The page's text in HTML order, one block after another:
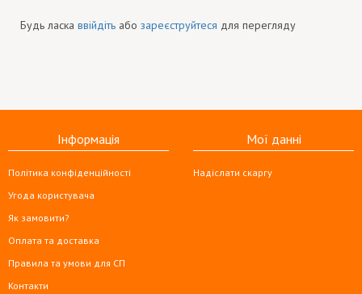
Будь ласка ввійдіть або зареєструйтеся для перегляду
Інформація
Політика конфіденційності
Угода користувача
Як замовити?
Оплата та доставка
Правила та умови для СП
Контакти
Мої данні
Надіслати скаргу